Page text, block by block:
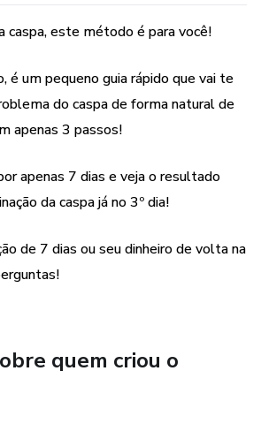
caspa, este método é para você!
é um pequeno guia rápido que vai te
do caspa de forma natural de
apenas 3 passos!
apenas 7 dias e veja o resultado
da caspa já no 3º dia!
de 7 dias ou seu dinheiro de volta na
quem criou o